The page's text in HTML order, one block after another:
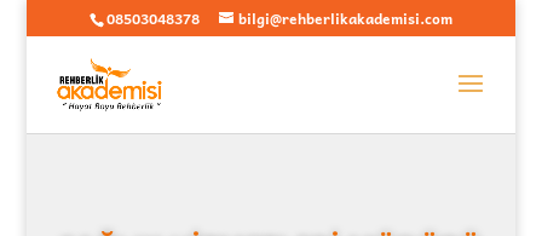
08503048378 bilgi@rehberlikakademisi.com